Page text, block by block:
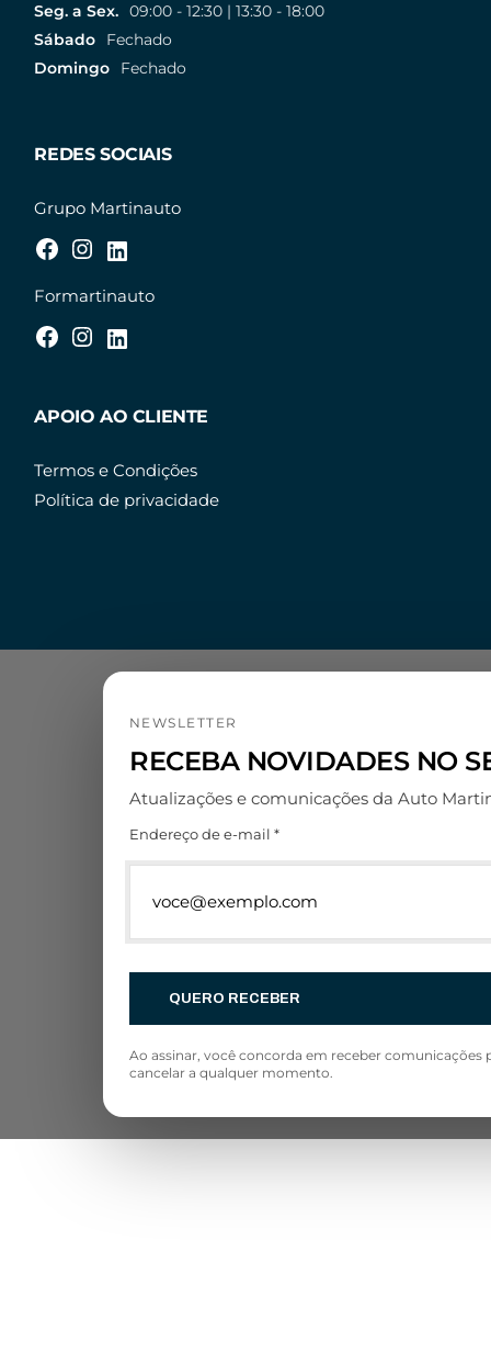
Seg. a Sex. 09:00 - 12:30 | 13:30 - 18:00
Sábado
Fechado
Domingo
Fechado
REDES SOCIAIS
Grupo Martinauto
Formartinauto
APOIO AO CLIENTE
Termos e Condições
Política de privacidade
NEWSLETTER
RECEBA NOVIDADES NO
Atualizações e comunicações da Auto
Endereço de e-mail *
QUERO RECEBER
Ao assinar, você concorda em receber comunicações
cancelar a qualquer momento.